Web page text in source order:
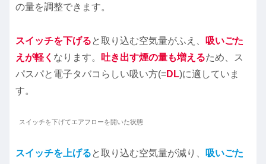
の量を調整できます。
スイッチを下げると取り込む空気量がふえ、
吸いごた
えが軽く なります。 吐き出す煙の量も増えるため、ス
パスパと電子タバコらしい吸い方(=DL)に適していま
す。
スイッチを下げてエアフローを開いた状態
スイッチを上げると取り込む空気量が減り、
吸いごた